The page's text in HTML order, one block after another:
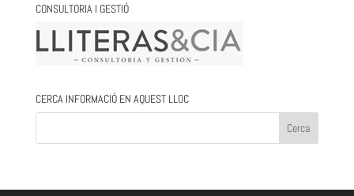
CONSULTORIA I GESTIÓ
CERCA INFORMACIÓ EN AQUEST LLOC